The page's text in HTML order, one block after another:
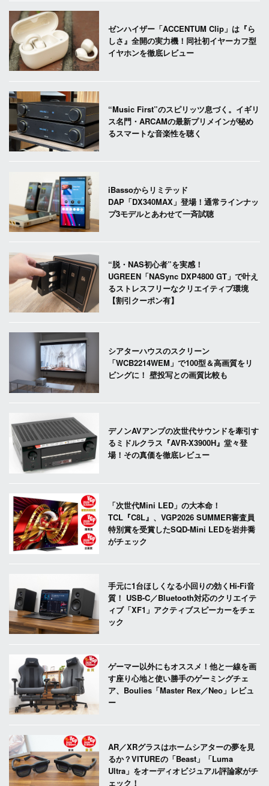
ゼンハイザー「ACCENTUM Clip」は『ら
しさ』全開の実力機！同社初イヤーカフ型
イヤホンを徹底レビュー
“Music First”のスピリッツ息づく。イギリ
ス名門・ARCAMの最新プリメインが秘め
るスマートな音楽性を聴く
iBassoからリミテッド
DAP「DX340MAX」登場！通常ラインナッ
プ3モデルとあわせて一斉試聴
“脱・NAS初心者”を実感！
UGREEN「NASync DXP4800 GT」で叶え
るストレスフリーなクリエイティブ環境
【割引クーポン有】
シアターハウスのスクリーン
「WCB2214WEM」で100型＆高画質をリ
ビングに！ 壁投写との画質比較も
デノンAVアンプの次世代サウンドを牽引す
るミドルクラス『AVR-X3900H』堂々登
場！その真価を徹底レビュー
「次世代Mini LED」の大本命！
TCL『C8L』、VGP2026 SUMMER審査員
特別賞を受賞したSQD-Mini LEDを岩井喬
がチェック
手元に1台ほしくなる小回りの効くHi-Fi音
質！ USB-C／Bluetooth対応のクリエイテ
ィブ「XF1」アクティブスピーカーをチェ
ック
ゲーマー以外にもオススメ！他と一線を画
す座り心地と使い勝手のゲーミングチェ
ア、Boulies「Master Rex／Neo」レビュ
ー
AR／XRグラスはホームシアターの夢を見
るか？VITUREの「Beast」「Luma
Ultra」をオーディオビジュアル評論家がチ
ェック！